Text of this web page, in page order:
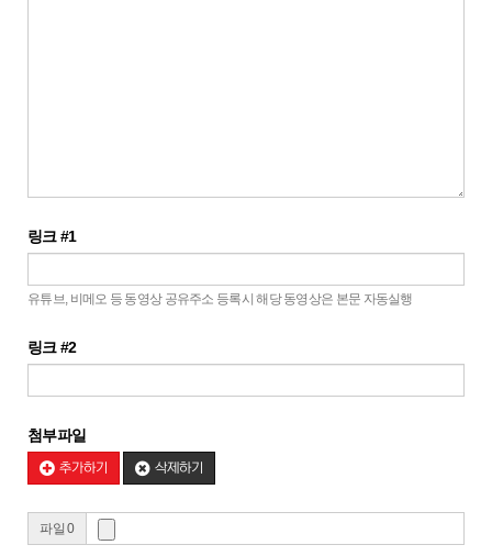
링크 #1
유튜브, 비메오 등 동영상 공유주소 등록시 해당 동영상은 본문 자동실행
링크 #2
첨부파일
추가하기 삭제하기
파일 0